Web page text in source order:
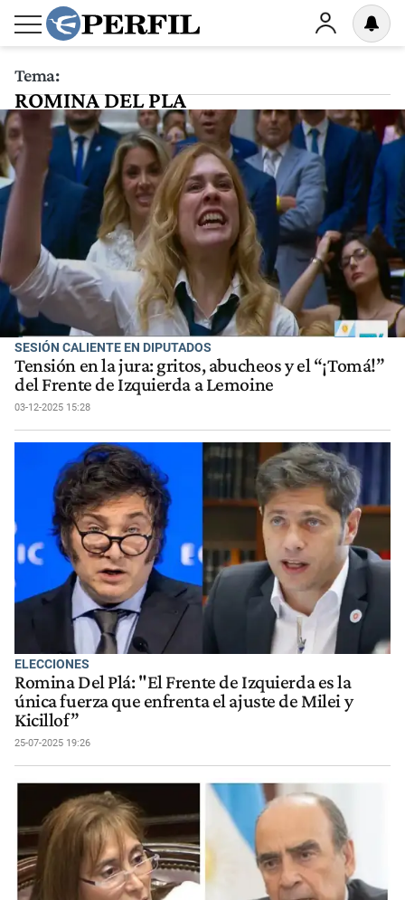
Tema:
ROMINA DEL PLA
SESIÓN CALIENTE EN DIPUTADOS
Tensión en la jura: gritos, abucheos y el “¡Tomá!”
del Frente de Izquierda a Lemoine
03-12-2025 15:28
ELECCIONES
Romina Del Plá: "El Frente de Izquierda es la
única fuerza que enfrenta el ajuste de Milei y
Kicillof”
25-07-2025 19:26